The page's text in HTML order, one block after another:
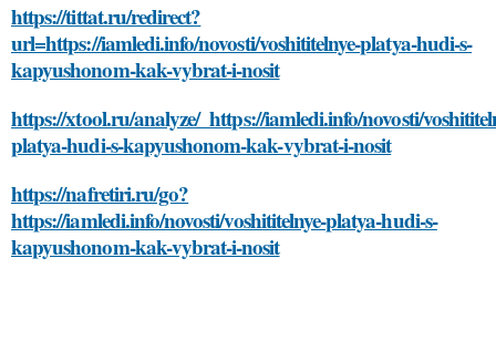
https://tittat.ru/redirect?
url=https://iamledi.info/novosti/voshititelnye-platya-hudi-s-
kapyushonom-kak-vybrat-i-nosit
https://xtool.ru/analyze/_https://iamledi.info/novosti/
platya-hudi-s-kapyushonom-kak-vybrat-i-nosit
https://nafretiri.ru/go?
https://iamledi.info/novosti/voshititelnye-platya-hudi-s-
kapyushonom-kak-vybrat-i-nosit